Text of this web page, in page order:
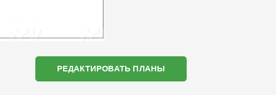
РЕДАКТИРОВАТЬ ПЛАНЫ